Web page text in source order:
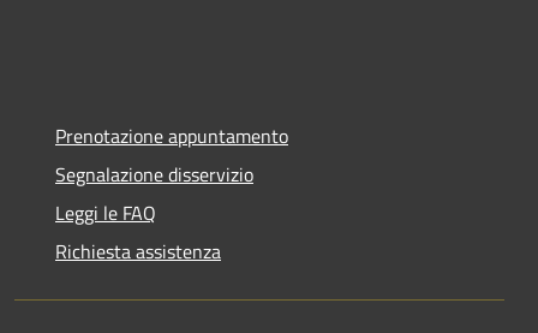
Prenotazione appuntamento
Segnalazione disservizio
Leggi le FAQ
Richiesta assistenza